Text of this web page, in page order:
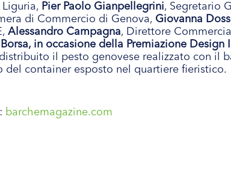
Liguria, Pier Paolo Gianpellegrini, Segretario
di Commercio di Genova, Giovanna
Alessandro Campagna, Direttore
in occasione della Premiazione Design
il pesto genovese realizzato con il
del container esposto nel quartiere fieristico.
barchemagazine.com